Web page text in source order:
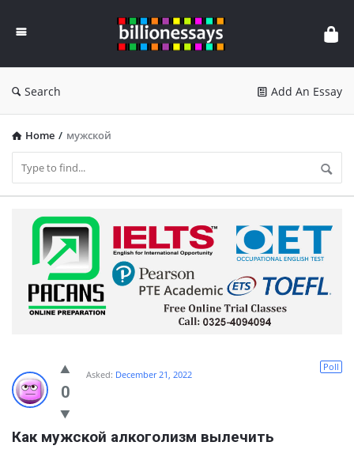
Essays
Search Add An Essay
Home / мужской
Billion
Essays
Latest
Questions
0
Poll
Asked: December 21, 2022
Как мужской алкоголизм вылечить